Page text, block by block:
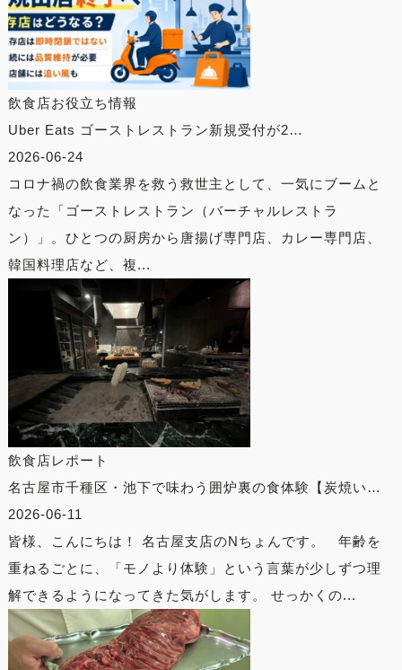
飲食店お役立ち情報
Uber Eats ゴーストレストラン新規受付が2…
2026-06-24
コロナ禍の飲食業界を救う救世主として、一気にブームと
なった「ゴーストレストラン（バーチャルレストラ
ン）」。ひとつの厨房から唐揚げ専門店、カレー専門店、
韓国料理店など、複...
飲食店レポート
名古屋市千種区・池下で味わう囲炉裏の食体験【炭焼い…
2026-06-11
皆様、こんにちは！ 名古屋支店のNちょんです。 年齢を
重ねるごとに、「モノより体験」という言葉が少しずつ理
解できるようになってきた気がします。 せっかくの...